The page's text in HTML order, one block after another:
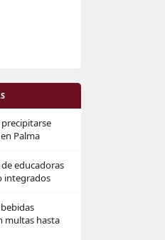
Palma
educadoras
integrados
multas hasta